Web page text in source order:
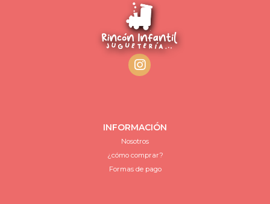
INFORMACIÓN
Nosotros
¿cómo comprar?
Formas de pago